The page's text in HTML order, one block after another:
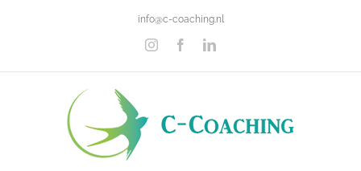
info@c-coaching.nl
InstagramFacebookLinkedIn